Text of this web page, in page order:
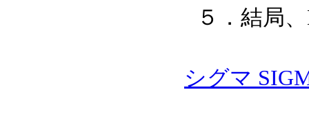
５．結局
シグマ